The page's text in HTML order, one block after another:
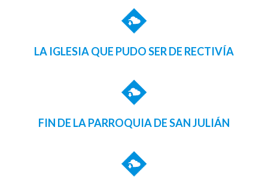
LA IGLESIA QUE PUDO SER DE RECTIVÍA
FIN DE LA PARROQUIA DE SAN JULIÁN